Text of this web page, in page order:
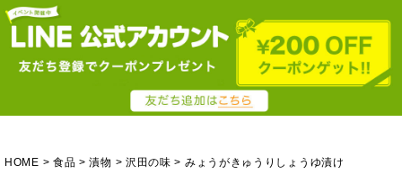
HOME 食品 漬物 沢田の味 みょうがきゅうりしょうゆ漬け